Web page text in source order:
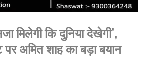
मिलेगी कि दुनिया देखेगी’,
पर अमित शाह का बड़ा बयान